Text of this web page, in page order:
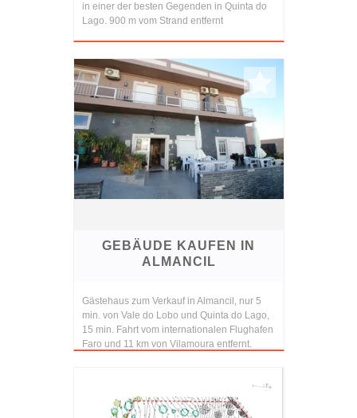
in einer der besten Gegenden in Quinta do
Lago. 900 m vom Strand entfernt
GEBÄUDE KAUFEN IN
ALMANCIL
Gästehaus zum Verkauf in Almancil, nur 5
min. von Vale do Lobo und Quinta do Lago,
15 min. Fahrt vom internationalen Flughafen
Faro und 11 km von Vilamoura entfernt.